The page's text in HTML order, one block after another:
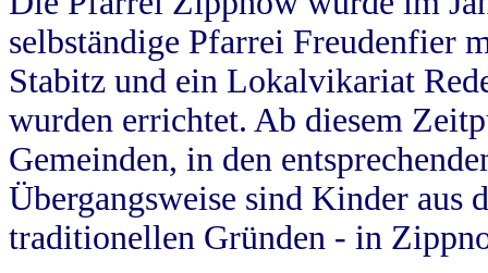
selbständige Pfarrei Freudenfier
Stabitz und ein Lokalvikariat
wurden errichtet. Ab diesem
Gemeinden, in den
Übergangsweise sind Kinder aus
traditionellen Gründen - in